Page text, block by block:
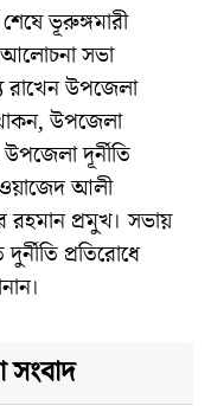
ভূরুঙ্গমারী
আলোচনা সভা
রাখেন উপজেলা
উপজেলা
দূর্নীতি
ওয়াজেদ আলী
প্রমুখ। সভায়
প্রতিরোধে